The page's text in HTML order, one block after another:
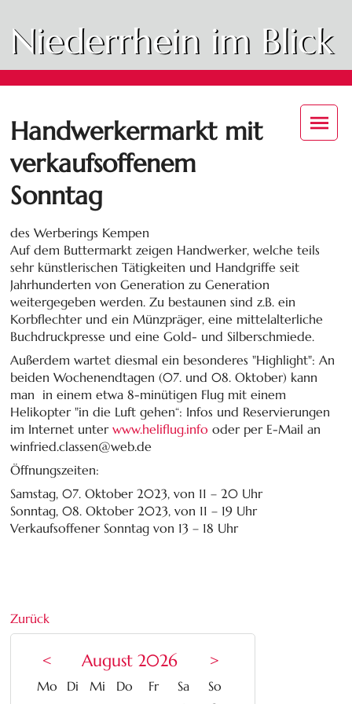
Niederrhein im Blick
Handwerkermarkt mit
verkaufsoffenem
Sonntag
des Werberings Kempen
Auf dem Buttermarkt zeigen Handwerker, welche teils
sehr künstlerischen Tätigkeiten und Handgriffe seit
Jahrhunderten von Generation zu Generation
weitergegeben werden. Zu bestaunen sind z.B. ein
Korbflechter und ein Münzpräger, eine mittelalterliche
Buchdruckpresse und eine Gold- und Silberschmiede.
Außerdem wartet diesmal ein besonderes "Highlight": An
beiden Wochenendtagen (07. und 08. Oktober) kann
man in einem etwa 8-minütigen Flug mit einem
Helikopter "in die Luft gehen“: Infos und Reservierungen
im Internet unterwww.heliflug.info oder per E-Mail an
winfried.classen@web.de
Öffnungszeiten:
Samstag, 07. Oktober 2023, von 11 – 20 Uhr
Sonntag, 08. Oktober 2023, von 11 – 19 Uhr
Verkaufsoffener Sonntag von 13 – 18 Uhr
Zurück
< August 2026 >
Mo ntag
Dienstag
Mittwoch
Donnerstag
Freitag
Samstag
Sonntag